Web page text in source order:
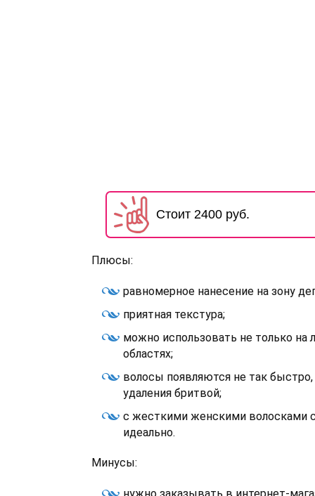
Стоит 2400 руб.
Плюсы:
равномерное нанесение на зону
приятная текстура;
можно использовать не только на
областях;
волосы появляются не так быстро,
удаления бритвой;
с жесткими женскими волосками
идеально.
Минусы: